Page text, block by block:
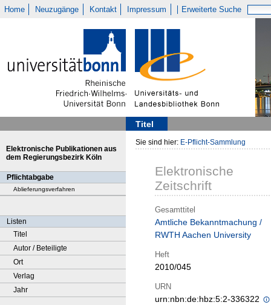
Home Neuzugänge Kontakt Impressum Erweiterte Suche
Titel
Elektronische Publikationen aus
dem Regierungsbezirk Köln
Pflichtabgabe
Ablieferungsverfahren
Listen
Titel
Autor / Beteiligte
Ort
Verlag
Jahr
Sie sind hier: E-Pflicht-Sammlung
Elektronische
Zeitschrift
Gesamttitel
Amtliche Bekanntmachung /
RWTH Aachen University
Heft
2010/045
URN
urn:nbn:de:hbz:5:2-336322